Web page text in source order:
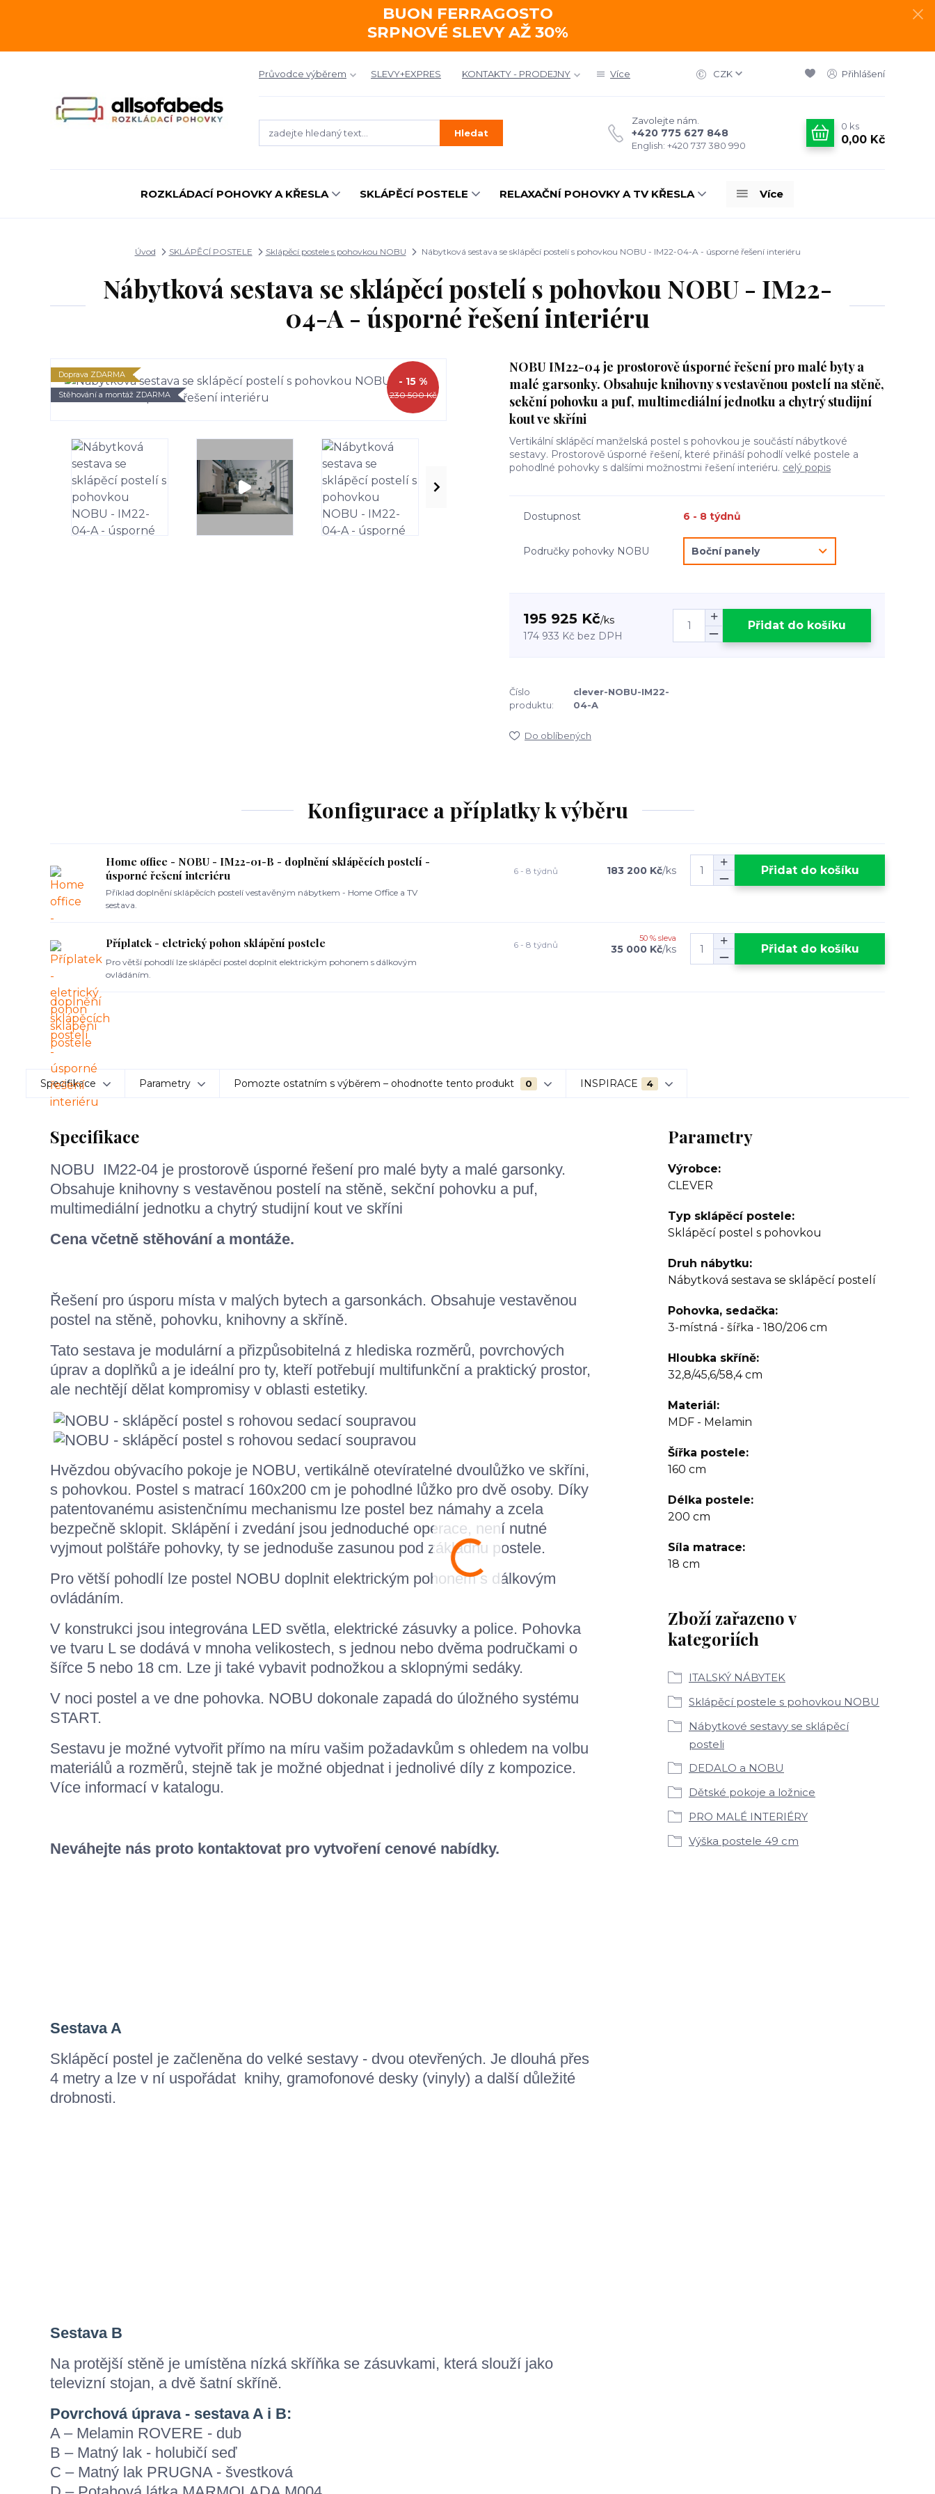
BUON FERRAGOSTO
SRPNOVÉ SLEVY AŽ 30%
Průvodce výběrem SLEVY+EXPRES KONTAKTY - PRODEJNY Více CZK Přihlášení
Hledat
Zavolejte nám.
+420 775 627 848
English: +420 737 380 990
0 ks
0,00 Kč
ROZKLÁDACÍ POHOVKY A KŘESLA SKLÁPĚCÍ POSTELE RELAXAČNÍ POHOVKY A TV KŘESLA Více
Úvod SKLÁPĚCÍ POSTELE Sklápěcí postele s pohovkou NOBU Nábytková sestava se sklápěcí postelí s pohovkou NOBU - IM22-04-A - úsporné řešení interiéru
Nábytková sestava se sklápěcí postelí s pohovkou NOBU - IM22-
04-A - úsporné řešení interiéru
Doprava ZDARMA
Stěhování a montáž ZDARMA 230 500 Kč
- 15 %
NOBU IM22-04 je prostorově úsporné řešení pro malé byty a
malé garsonky. Obsahuje knihovny s vestavěnou postelí na stěně,
sekční pohovku a puf, multimediální jednotku a chytrý studijní
kout ve skříni
Vertikální sklápěcí manželská postel s pohovkou je součástí nábytkové
sestavy. Prostorově úsporné řešení, které přináší pohodlí velké postele a
pohodlné pohovky s dalšími možnostmi řešení interiéru. celý popis
Dostupnost 6 - 8 týdnů
Područky pohovky NOBU
195 925 Kč/ks
174 933 Kč bez DPH
Přidat do košíku
Číslo
produktu:
clever-NOBU-IM22-
04-A
Do oblíbených
Konfigurace a příplatky k výběru
Home office - NOBU - IM22-01-B - doplnění sklápěcích postelí -
úsporné řešení interiéru
Příklad doplnění sklápěcích postelí vestavěným nábytkem - Home Office a TV
sestava.
183 200 Kč/ks
6 - 8 týdnů Přidat do košíku
Příplatek - eletrický pohon sklápění postele
Pro větší pohodlí lze sklápěcí postel doplnit elektrickým pohonem s dálkovým
ovládáním.
50 % sleva
35 000 Kč/ks
6 - 8 týdnů Přidat do košíku
Specifikace Parametry Pomozte ostatním s výběrem – ohodnoťte tento produkt 0 INSPIRACE 4
Specifikace
NOBU IM22-04 je prostorově úsporné řešení pro malé byty a malé garsonky.
Obsahuje knihovny s vestavěnou postelí na stěně, sekční pohovku a puf,
multimediální jednotku a chytrý studijní kout ve skříni
Cena včetně stěhování a montáže.
Řešení pro úsporu místa v malých bytech a garsonkách. Obsahuje vestavěnou
postel na stěně, pohovku, knihovny a skříně.
Tato sestava je modulární a přizpůsobitelná z hlediska rozměrů, povrchových
úprav a doplňků a je ideální pro ty, kteří potřebují multifunkční a praktický prostor,
ale nechtějí dělat kompromisy v oblasti estetiky.
Hvězdou obývacího pokoje je NOBU, vertikálně otevíratelné dvoulůžko ve skříni,
s pohovkou. Postel s matrací 160x200 cm je pohodlné lůžko pro dvě osoby. Díky
patentovanému asistenčnímu mechanismu lze postel bez námahy a zcela
bezpečně sklopit. Sklápění i zvedání jsou jednoduché operace, není nutné
vyjmout polštáře pohovky, ty se jednoduše zasunou pod základnu postele.
Pro větší pohodlí lze postel NOBU doplnit elektrickým pohonem s dálkovým
ovládáním.
V konstrukci jsou integrována LED světla, elektrické zásuvky a police. Pohovka
ve tvaru L se dodává v mnoha velikostech, s jednou nebo dvěma područkami o
šířce 5 nebo 18 cm. Lze ji také vybavit podnožkou a sklopnými sedáky.
V noci postel a ve dne pohovka. NOBU dokonale zapadá do úložného systému
START.
Sestavu je možné vytvořit přímo na míru vašim požadavkům s ohledem na volbu
materiálů a rozměrů, stejně tak je možné objednat i jednolivé díly z kompozice.
Více informací v katalogu.
Neváhejte nás proto kontaktovat pro vytvoření cenové nabídky.
Sestava A
Sklápěcí postel je začleněna do velké sestavy - dvou otevřených. Je dlouhá přes
4 metry a lze v ní uspořádat knihy, gramofonové desky (vinyly) a další důležité
drobnosti.
Sestava B
Na protější stěně je umístěna nízká skříňka se zásuvkami, která slouží jako
televizní stojan, a dvě šatní skříně.
Povrchová úprava - sestava A i B:
A – Melamin ROVERE - dub
B – Matný lak - holubičí seď
C – Matný lak PRUGNA - švestková
Parametry
Výrobce
CLEVER
Typ sklápěcí postele
Sklápěcí postel s pohovkou
Druh nábytku
Nábytková sestava se sklápěcí postelí
Pohovka, sedačka
3-místná - šířka - 180/206 cm
Hloubka skříně
32,8/45,6/58,4 cm
Materiál
MDF - Melamin
Šířka postele
160 cm
Délka postele
200 cm
Síla matrace
18 cm
Zboží zařazeno v
kategoriích
ITALSKÝ NÁBYTEK
Sklápěcí postele s pohovkou NOBU
Nábytkové sestavy se sklápěcí
posteli
DEDALO a NOBU
Dětské pokoje a ložnice
PRO MALÉ INTERIÉRY
Výška postele 49 cm